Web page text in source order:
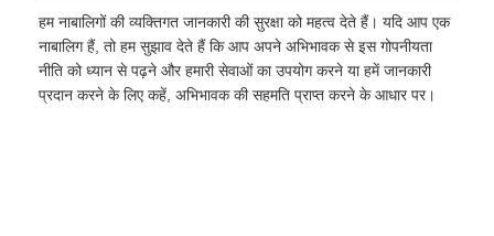
हम नाबालिगों की व्यक्तिगत जानकारी की सुरक्षा को महत्व देते हैं। यदि आप एक
नाबालिग हैं, तो हम सुझाव देते हैं कि आप अपने अभिभावक से इस गोपनीयता
नीति को ध्यान से पढ़ने और हमारी सेवाओं का उपयोग करने या हमें जानकारी
प्रदान करने के लिए कहें, अभिभावक की सहमति प्राप्त करने के आधार पर।